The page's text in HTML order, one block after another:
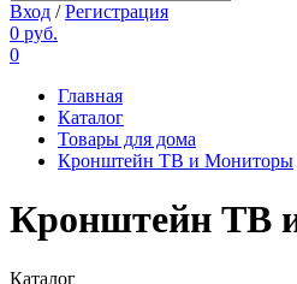
Вход /Регистрация
0 руб.
0
Главная
Каталог
Товары для дома
Кронштейн ТВ и Мониторы
Кронштейн ТВ
Каталог